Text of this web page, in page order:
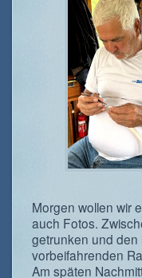
Morgen wollen wir
auch Fotos.
getrunken und
vorbeifahrenden
Am späten